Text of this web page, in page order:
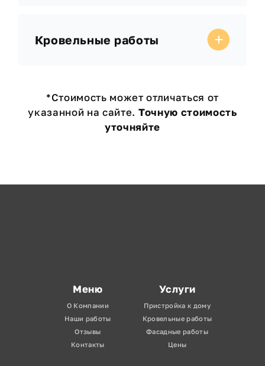
Кровельные работы
*Стоимость может отличаться от
указанной на сайте. Точную стоимость
уточняйте
Меню
О Компании
Наши работы
Отзывы
Контакты
Услуги
Пристройка к дому
Кровельные работы
Фасадные работы
Цены